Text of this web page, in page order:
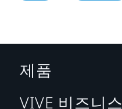
제품
VIVE 비즈니스